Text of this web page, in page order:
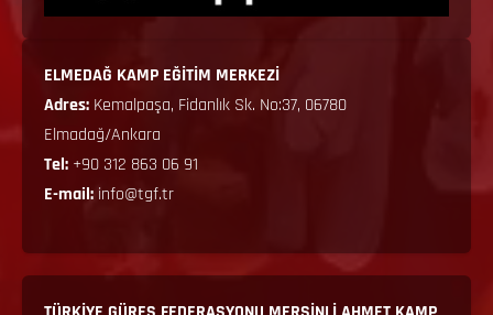
ELMEDAĞ KAMP EĞİTİM MERKEZİ
Adres: Kemalpaşa, Fidanlık Sk. No:37, 06780
Elmadağ/Ankara
Tel: +90 312 863 06 91
E-mail: info@tgf.tr